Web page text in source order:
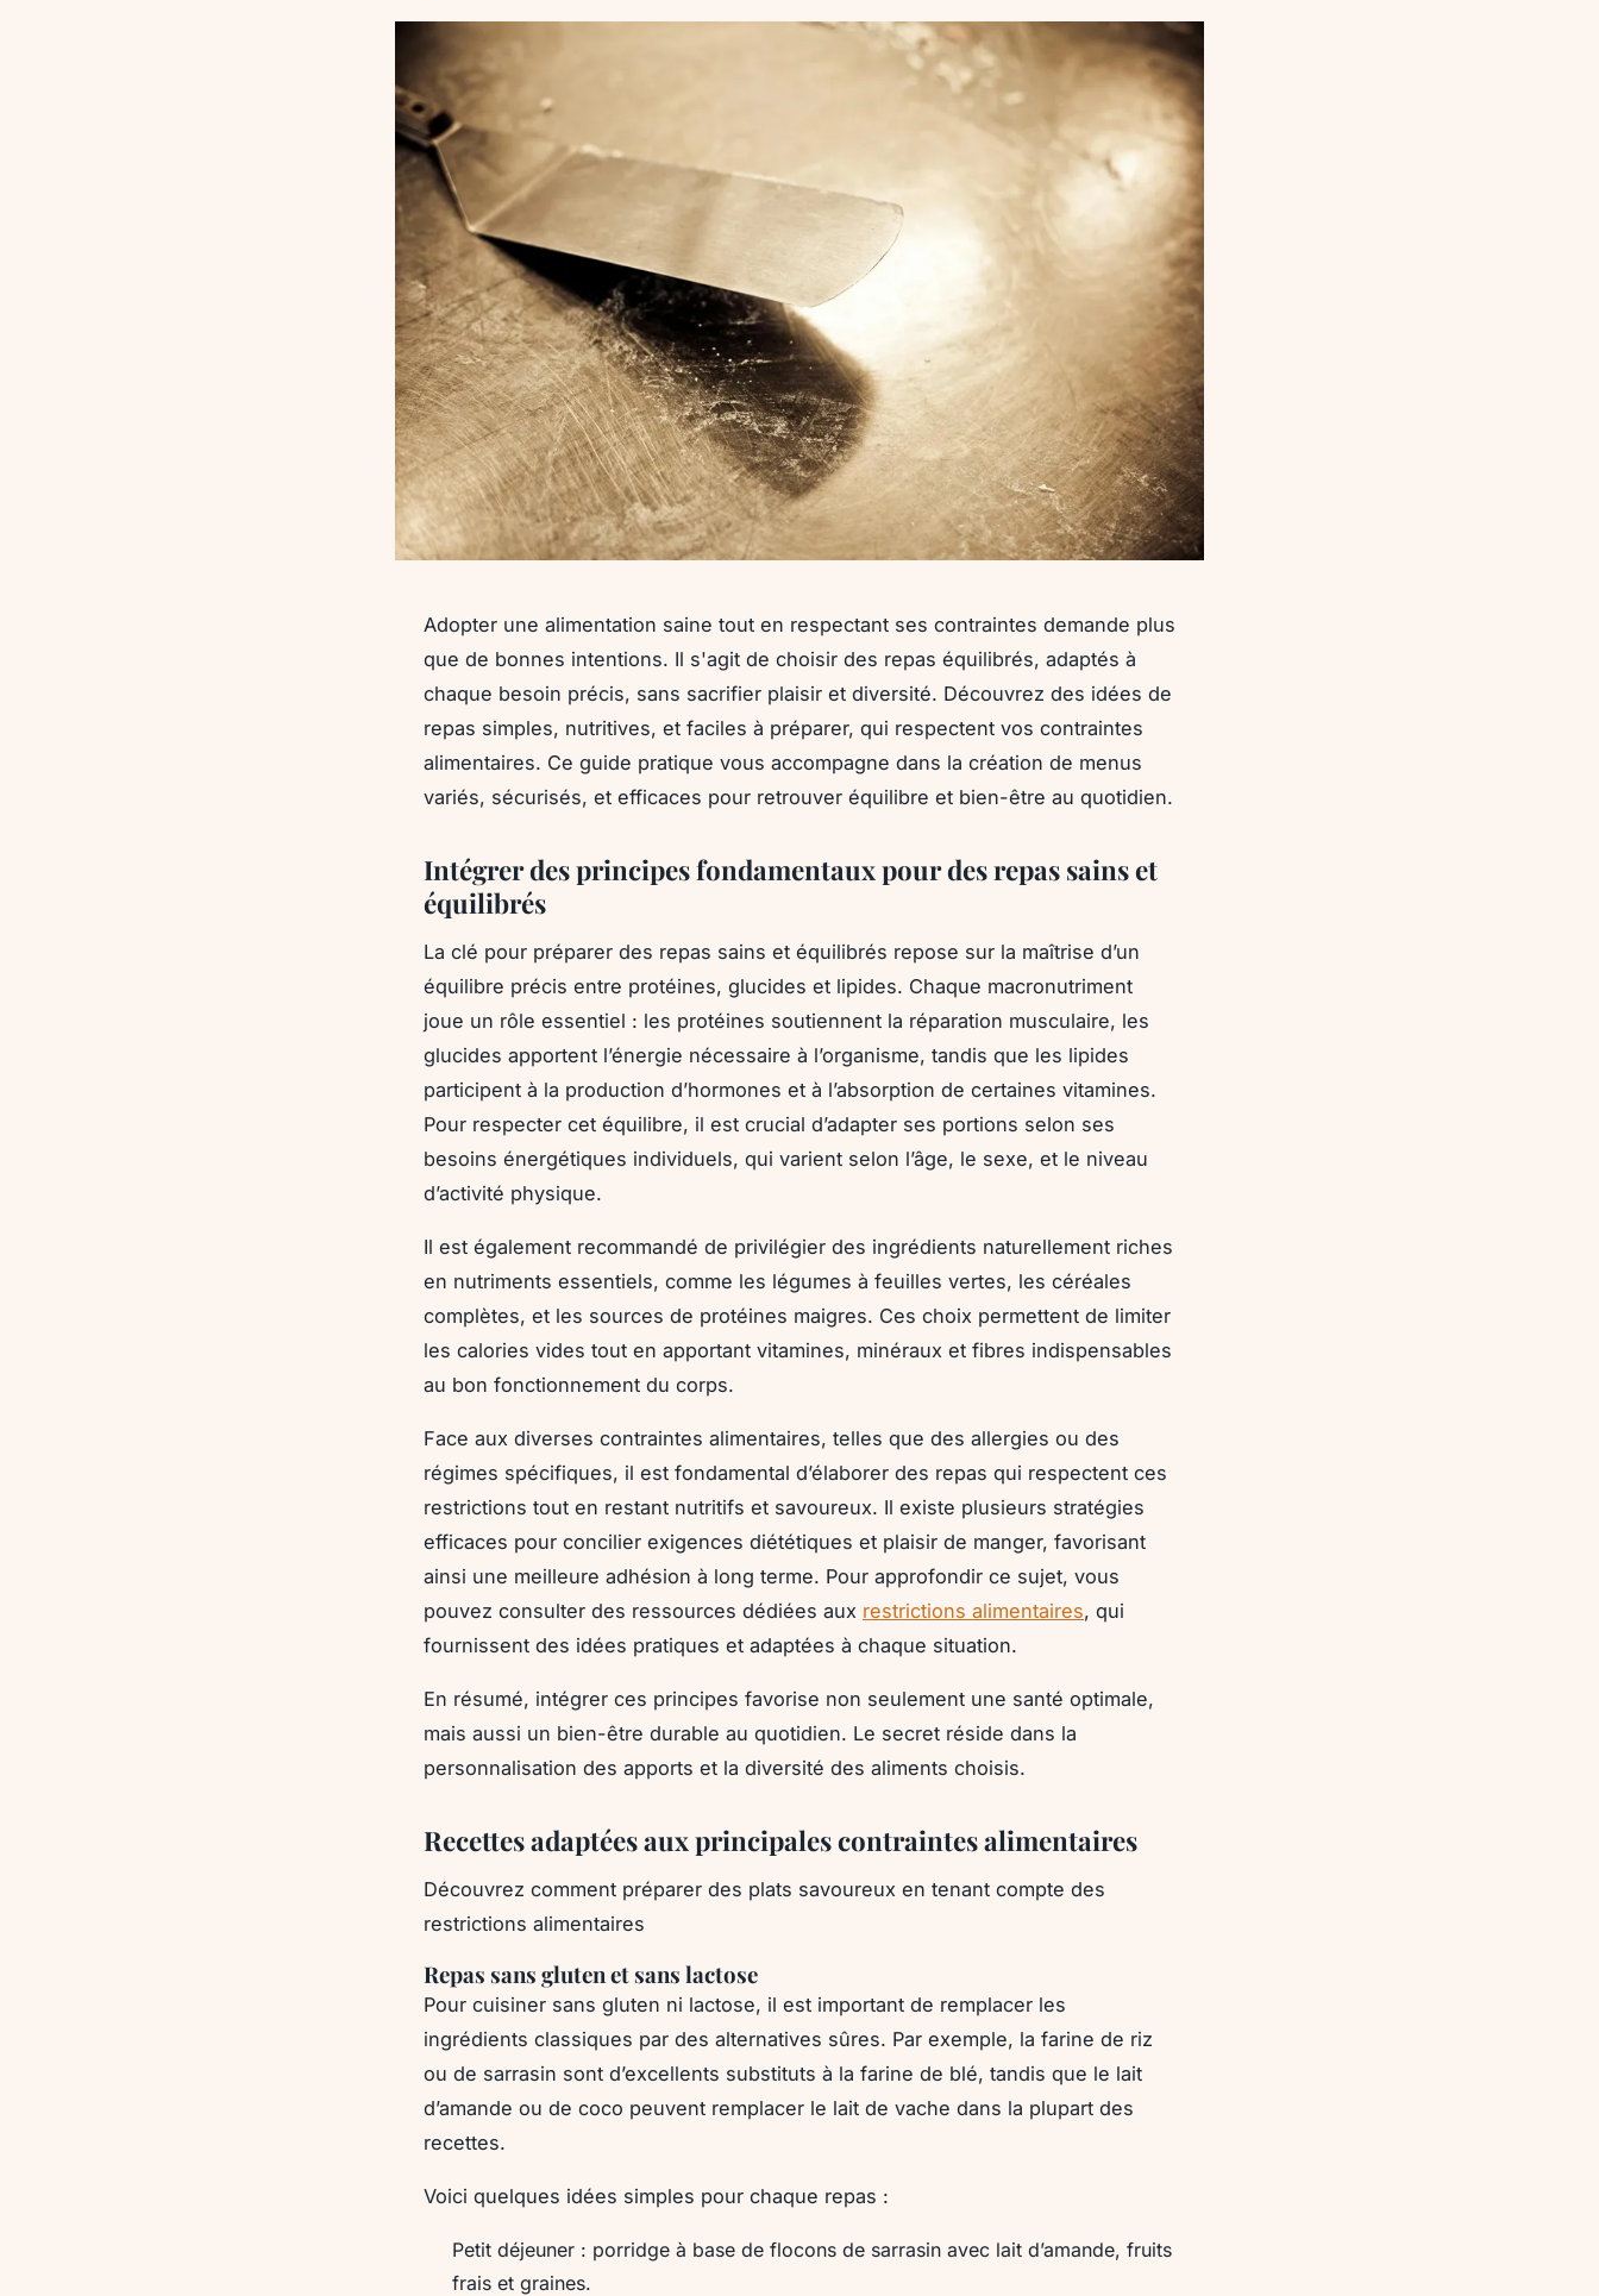
Adopter une alimentation saine tout en respectant ses contraintes demande plus
que de bonnes intentions. Il s'agit de choisir des repas équilibrés, adaptés à
chaque besoin précis, sans sacrifier plaisir et diversité. Découvrez des idées de
repas simples, nutritives, et faciles à préparer, qui respectent vos contraintes
alimentaires. Ce guide pratique vous accompagne dans la création de menus
variés, sécurisés, et efficaces pour retrouver équilibre et bien-être au quotidien.
Intégrer des principes fondamentaux pour des repas sains et
équilibrés
La clé pour préparer des repas sains et équilibrés repose sur la maîtrise d’un
équilibre précis entre protéines, glucides et lipides. Chaque macronutriment
joue un rôle essentiel : les protéines soutiennent la réparation musculaire, les
glucides apportent l’énergie nécessaire à l’organisme, tandis que les lipides
participent à la production d’hormones et à l’absorption de certaines vitamines.
Pour respecter cet équilibre, il est crucial d’adapter ses portions selon ses
besoins énergétiques individuels, qui varient selon l’âge, le sexe, et le niveau
d’activité physique.
Il est également recommandé de privilégier des ingrédients naturellement riches
en nutriments essentiels, comme les légumes à feuilles vertes, les céréales
complètes, et les sources de protéines maigres. Ces choix permettent de limiter
les calories vides tout en apportant vitamines, minéraux et fibres indispensables
au bon fonctionnement du corps.
Face aux diverses contraintes alimentaires, telles que des allergies ou des
régimes spécifiques, il est fondamental d’élaborer des repas qui respectent ces
restrictions tout en restant nutritifs et savoureux. Il existe plusieurs stratégies
efficaces pour concilier exigences diététiques et plaisir de manger, favorisant
ainsi une meilleure adhésion à long terme. Pour approfondir ce sujet, vous
pouvez consulter des ressources dédiées aux restrictions alimentaires, qui
fournissent des idées pratiques et adaptées à chaque situation.
En résumé, intégrer ces principes favorise non seulement une santé optimale,
mais aussi un bien-être durable au quotidien. Le secret réside dans la
personnalisation des apports et la diversité des aliments choisis.
Recettes adaptées aux principales contraintes alimentaires
Découvrez comment préparer des plats savoureux en tenant compte des
restrictions alimentaires
Repas sans gluten et sans lactose
Pour cuisiner sans gluten ni lactose, il est important de remplacer les
ingrédients classiques par des alternatives sûres. Par exemple, la farine de riz
ou de sarrasin sont d’excellents substituts à la farine de blé, tandis que le lait
d’amande ou de coco peuvent remplacer le lait de vache dans la plupart des
recettes.
Voici quelques idées simples pour chaque repas :
Petit déjeuner : porridge à base de flocons de sarrasin avec lait d’amande, fruits
frais et graines.